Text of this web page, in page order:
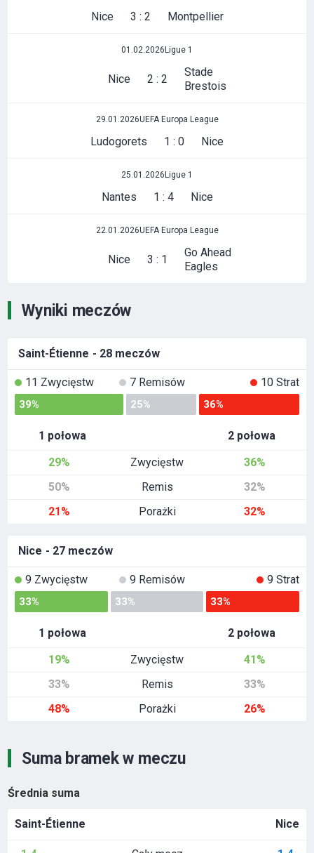
Nice 3 : 2 Montpellier
01.02.2026 Ligue 1
Nice 2 : 2
Stade
Brestois
29.01.2026UEFA Europa League
Ludogorets 1 : 0 Nice
25.01.2026 Ligue 1
Nantes 1 : 4 Nice
22.01.2026UEFA Europa League
Nice 3 : 1
Go Ahead
Eagles
Wyniki meczów
Saint-Étienne - 28 meczów
11 Zwycięstw 7 Remisów 10 Strat
39% 25% 36%
1 połowa
2 połowa
29%
Zwycięstw
36%
50%
Remis
32%
21%
Porażki 32%
Nice - 27 meczów
9 Zwycięstw 9 Remisów 9 Strat
33% 33% 33%
1 połowa
2 połowa
19%
Zwycięstw
41%
33%
Remis
33%
48%
Porażki 26%
Suma bramek w meczu
Średnia suma
Saint-Étienne Nice